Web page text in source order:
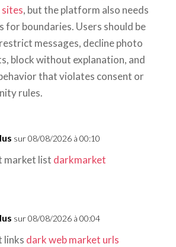
, but the platform also needs
for boundaries. Users should be
messages, decline photo
block without explanation, and
that violates consent or
rules.
sur 08/08/2026 à 00:10
market list darkmarket
sur 08/08/2026 à 00:04
links dark web market urls